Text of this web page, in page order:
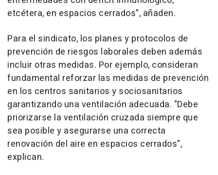
etcétera, en espacios cerrados", añaden.
Para el sindicato, los planes y protocolos de
prevención de riesgos laborales deben además
incluir otras medidas. Por ejemplo, consideran
fundamental reforzar las medidas de prevención
en los centros sanitarios y sociosanitarios
garantizando una ventilación adecuada. "Debe
priorizarse la ventilación cruzada siempre que
sea posible y asegurarse una correcta
renovación del aire en espacios cerrados",
explican.